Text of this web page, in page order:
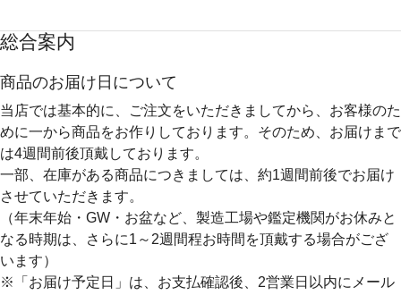
総合案内
商品のお届け日について
当店では基本的に、ご注文をいただきましてから、お客様のた
めに一から商品をお作りしております。そのため、 お届けまで
は4週間前後頂戴しております。
一部、在庫がある商品につきましては、約1週間前後でお届け
させていただきます。
（年末年始・GW・お盆など、製造工場や鑑定機関がお休みと
なる時期は、さらに1～2週間程お時間を頂戴する場合がござ
います）
※「お届け予定日」は、お支払確認後、2営業日以内にメール